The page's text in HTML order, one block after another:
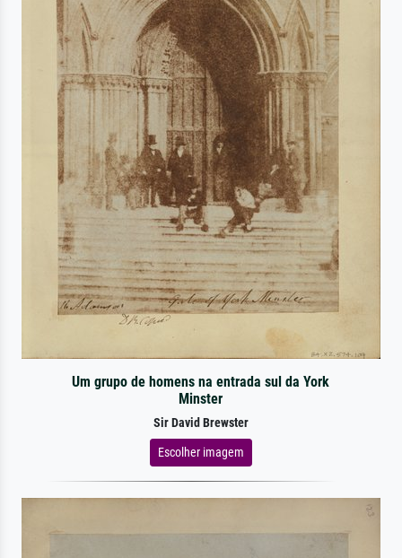
Um grupo de homens na entrada sul da York
Minster
Sir David Brewster
Escolher imagem